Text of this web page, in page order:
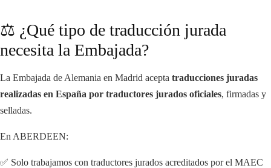
⚖️ ¿Qué tipo de traducción jurada
necesita la Embajada?
La Embajada de Alemania en Madrid acepta traducciones juradas
realizadas en España por traductores jurados oficiales, firmadas y
selladas.
En ABERDEEN:
✅ Solo trabajamos con traductores jurados acreditados por el MAEC